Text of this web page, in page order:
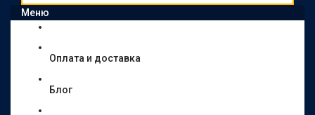
Меню
Оплата и доставка
Блог